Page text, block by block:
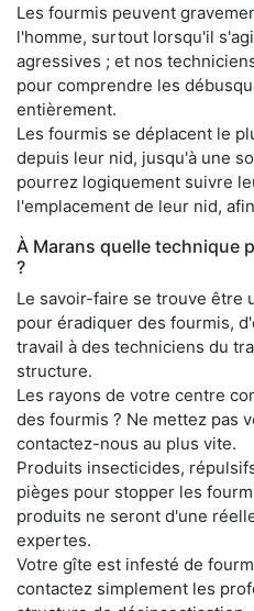
Les fourmis peuvent
l'homme, surtout lorsqu'il
agressives ; et nos
pour comprendre les
entièrement.
Les fourmis se déplacent le
depuis leur nid, jusqu'à une
pourrez logiquement suivre
l'emplacement de leur nid,
À Marans quelle technique
?
Le savoir-faire se trouve être
pour éradiquer des fourmis,
travail à des techniciens du
structure.
Les rayons de votre centre
des fourmis ? Ne mettez pas
contactez-nous au plus vite.
Produits insecticides,
pièges pour stopper les
produits ne seront d'une
expertes.
Votre gîte est infesté de
contactez simplement les